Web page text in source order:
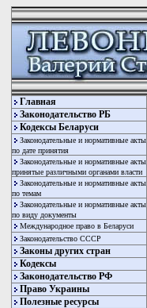
Главная
Законодательство РБ
Кодексы Беларуси
Законодательные и нормативные акты
по дате принятия
Законодательные и нормативные акты
принятые различными органами власти
Законодательные и нормативные акты
по темам
Законодательные и нормативные акты
по виду документы
Международное право в Беларуси
Законодательство СССР
Законы других стран
Кодексы
Законодательство РФ
Право Украины
Полезные ресурсы